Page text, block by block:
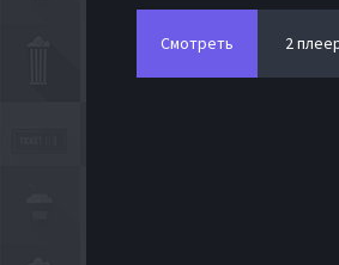
Смотреть 2